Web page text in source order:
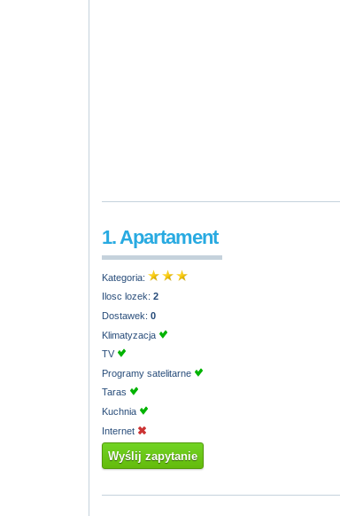
1. Apartament
Kategoria:
Ilosc lozek: 2
Dostawek: 0
Klimatyzacja
TV
Programy satelitarne
Taras
Kuchnia
Internet
Wyślij zapytanie